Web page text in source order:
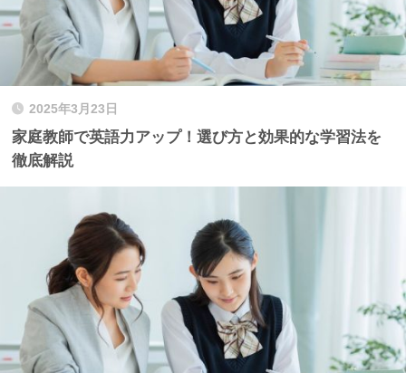
2025年3月23日
家庭教師で英語力アップ！選び方と効果的な学習法を
徹底解説